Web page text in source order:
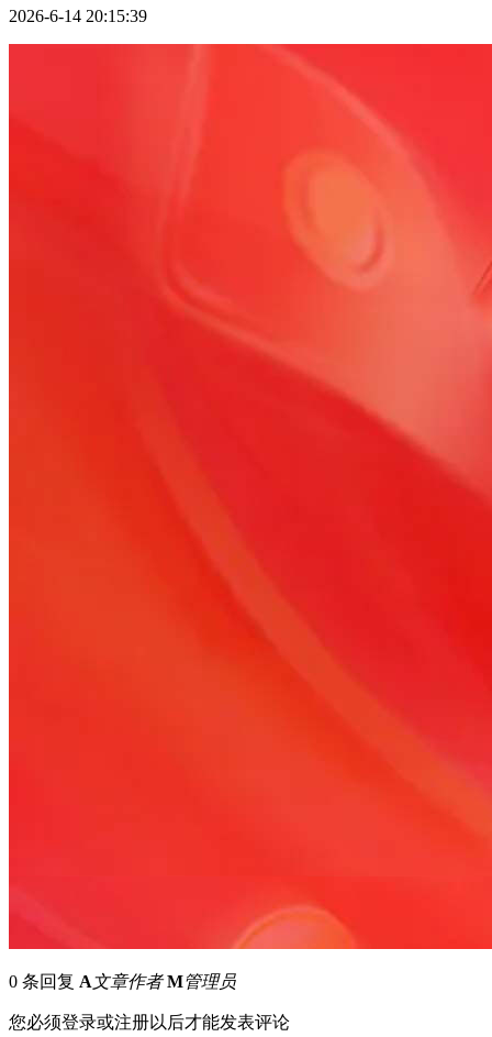
2026-6-14 20:15:39
0 条回复 A文章作者 M管理员
您必须登录或注册以后才能发表评论